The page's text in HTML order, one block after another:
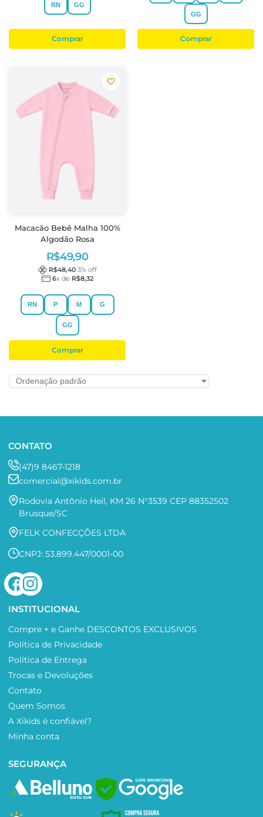
RN GG
Comprar
GG
Comprar
Macacão Bebê Malha 100%
Algodão Rosa
R$49,90
R$48,40 3% off
6x de R$8,32
RN P M G
GG
Comprar
CONTATO
(47)9 8467-1218
comercial@xikids.com.br
Rodovia Antônio Heil, KM 26 N°3539 CEP 88352502
Brusque/SC
FELK CONFECÇÕES LTDA
CNPJ: 53.899.447/0001-00
INSTITUCIONAL
Compre + e Ganhe DESCONTOS EXCLUSIVOS
Política de Privacidade
Política de Entrega
Trocas e Devoluções
Contato
Quem Somos
A Xikids é confiável?
Minha conta
SEGURANÇA
SAFE BROWSING